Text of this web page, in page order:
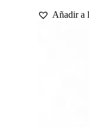
Añadir a